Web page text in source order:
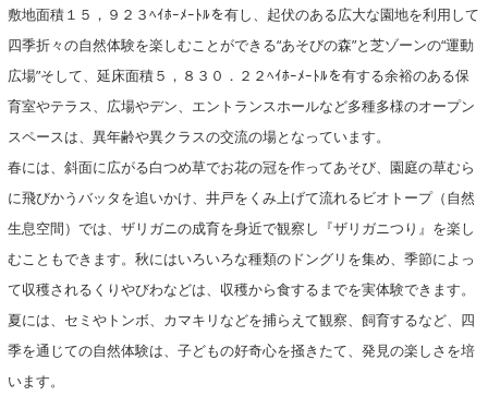
敷地面積１５，９２３ﾍｲﾎｰﾒｰﾄﾙを有し、起伏のある広大な園地を利用して
四季折々の自然体験を楽しむことができる“あそびの森”と芝ゾーンの“運動
広場”そして、延床面積５，８３０．２２ﾍｲﾎｰﾒｰﾄﾙを有する余裕のある保
育室やテラス、広場やデン、エントランスホールなど多種多様のオープン
スペースは、異年齢や異クラスの交流の場となっています。
春には、斜面に広がる白つめ草でお花の冠を作ってあそび、園庭の草むら
に飛びかうバッタを追いかけ、井戸をくみ上げて流れるビオトープ（自然
生息空間）では、ザリガニの成育を身近で観察し『ザリガニつり』を楽し
むこともできます。秋にはいろいろな種類のドングリを集め、季節によっ
て収穫されるくりやびわなどは、収穫から食するまでを実体験できます。
夏には、セミやトンボ、カマキリなどを捕らえて観察、飼育するなど、四
季を通じての自然体験は、子どもの好奇心を掻きたて、発見の楽しさを培
います。